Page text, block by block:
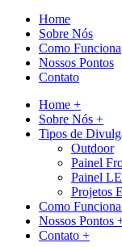
Home
Sobre Nós
Como Funciona
Nossos Pontos
Contato
Home +
Sobre Nós +
Tipos de
Outdoor
Painel
Painel
Projetos
Como
Nossos Pontos
Contato +